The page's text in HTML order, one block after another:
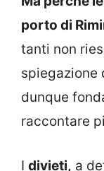
porto di
tanti non
spiegazione
dunque
raccontare
I divieti, a